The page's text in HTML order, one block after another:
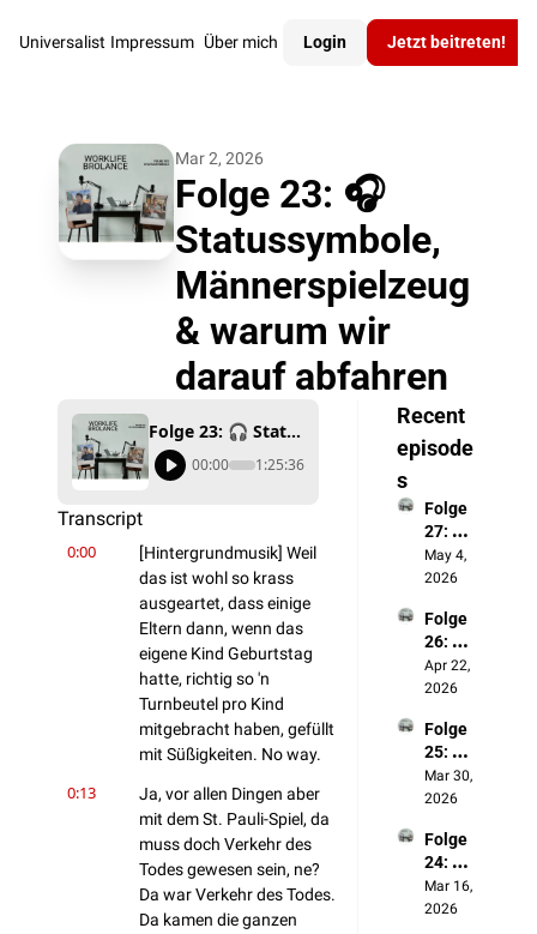
Universalist Impressum Über mich Login Jetzt beitreten!
Mar 2, 2026
Folge 23: 🎧
Statussymbole,
Männerspielzeug
& warum wir
darauf abfahren
Folge 23: 🎧 Statussymbole, Männerspielzeug & warum wir darauf abfahren
00:00 1:25:36
Transcript
0:00
[Hintergrundmusik] Weil
das ist wohl so krass
ausgeartet, dass einige
Eltern dann, wenn das
eigene Kind Geburtstag
hatte, richtig so 'n
Turnbeutel pro Kind
mitgebracht haben, gefüllt
mit Süßigkeiten. No way.
0:13
Ja, vor allen Dingen aber
mit dem St. Pauli-Spiel, da
muss doch Verkehr des
Todes gewesen sein, ne?
Da war Verkehr des Todes.
Da kamen die ganzen
Recent
episode
s
Folge
27:
Politik
verdro
it
May 4,
2026
Folge
26:
Was
wir
m 20-
jährige
n Ich
raten
Apr 22,
2026
Folge
25: 🪄
Harry
Potter
l (mit
Niklas)
Mar 30,
2026
Folge
24:
Social
Media
Mar 16,
2026